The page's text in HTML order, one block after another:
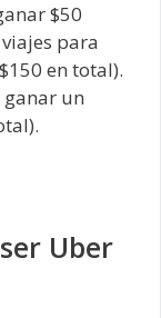
$50
para
en total).
un
Uber